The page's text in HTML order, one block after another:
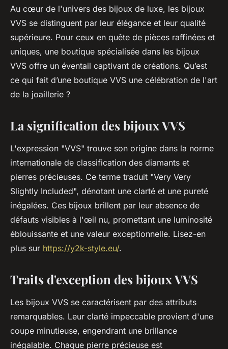
Quels sont les atouts d'une
Boutique VVS ?
sébastien •30 août 2023 •2 min de lecture
Au cœur de l'univers des bijoux de luxe, les bijoux
VVS se distinguent par leur élégance et leur qualité
supérieure. Pour ceux en quête de pièces raffinées et
uniques, une boutique spécialisée dans les bijoux
VVS offre un éventail captivant de créations. Qu’est
ce qui fait d’une boutique VVS une célébration de l'art
de la joaillerie ?
La signification des bijoux VVS
L'expression "VVS" trouve son origine dans la norme
internationale de classification des diamants et
pierres précieuses. Ce terme traduit "Very Very
Slightly Included", dénotant une clarté et une pureté
inégalées. Ces bijoux brillent par leur absence de
défauts visibles à l'œil nu, promettant une luminosité
éblouissante et une valeur exceptionnelle. Lisez-en
plus sur https://y2k-style.eu/.
Traits d'exception des bijoux VVS
Les bijoux VVS se caractérisent par des attributs
remarquables. Leur clarté impeccable provient d'une
coupe minutieuse, engendrant une brillance
inégalable. Chaque pierre précieuse est